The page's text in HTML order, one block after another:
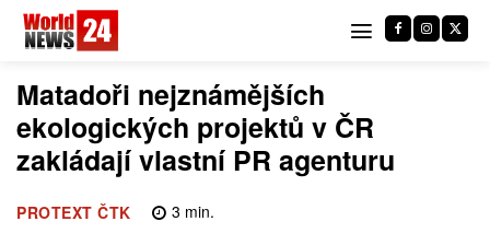
Matadoři nejznámějších
ekologických projektů v ČR
zakládají vlastní PR agenturu
PROTEXT ČTK 3 min.